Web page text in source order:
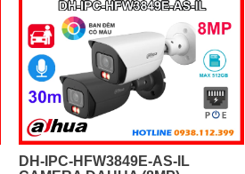
năng AI thông minh như nhận diện
khuôn mặt và đếm người giúp nâng cao
hiệu quả quản lý và an ninh cho mọi
không gian trong nhà
DH-IPC-HFW3849E-AS-IL